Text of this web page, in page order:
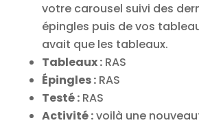
votre carousel suivi des
épingles puis de vos
avait que les tableaux.
Tableaux :RAS
Épingles :RAS
Testé :RAS
Activité :voilà une